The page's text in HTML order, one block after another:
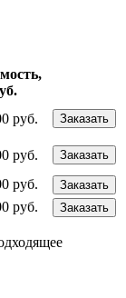
руб. Заказать
руб. Заказать
руб. Заказать
руб. Заказать